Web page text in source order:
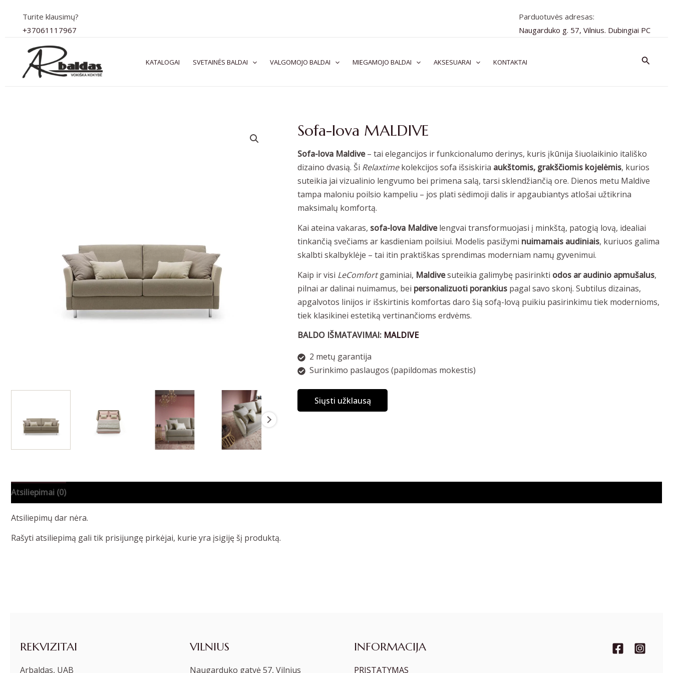
turinio
Turite klausimų?
+37061117967
Parduotuvės adresas:
Naugarduko g. 57, Vilnius. Dubingiai PC
KATALOGAI SVETAINĖS BALDAI VALGOMOJO BALDAI MIEGAMOJO BALDAI AKSESUARAI KONTAKTAI Paieška
Sofa-lova MALDIVE
Sofa-lova Maldive– tai elegancijos ir funkcionalumo derinys, kuris įkūnija šiuolaikinio itališko
dizaino dvasią. Ši Relaxtimekolekcijos sofa išsiskiria aukštomis, grakščiomis kojelėmis, kurios
suteikia jai vizualinio lengvumo bei primena salą, tarsi sklendžiančią ore. Dienos metu Maldive
tampa maloniu poilsio kampeliu – jos plati sėdimoji dalis ir apgaubiantys atlošai užtikrina
maksimalų komfortą.
Kai ateina vakaras, sofa-lova Maldivelengvai transformuojasi į minkštą, patogią lovą, idealiai
tinkančią svečiams ar kasdieniam poilsiui. Modelis pasižymi nuimamais audiniais, kuriuos galima
skalbti skalbyklėje – tai itin praktiškas sprendimas moderniam namų gyvenimui.
Kaip ir visi LeComfortgaminiai, Maldivesuteikia galimybę pasirinkti odos ar audinio apmušalus,
pilnai ar dalinai nuimamus, bei personalizuoti porankius pagal savo skonį. Subtilus dizainas,
apgalvotos linijos ir išskirtinis komfortas daro šią sofą-lovą puikiu pasirinkimu tiek modernioms,
tiek klasikinei estetiką vertinančioms erdvėms.
BALDO IŠMATAVIMAI: MALDIVE
2 metų garantija
Surinkimo paslaugos (papildomas mokestis)
Siųsti užklausą
Atsiliepimai (0)
Atsiliepimų dar nėra.
Rašyti atsiliepimą gali tik prisijungę pirkėjai, kurie yra įsigiję šį produktą.
REKVIZITAI
Arbaldas, UAB
VILNIUS
Naugarduko gatvė 57, Vilnius
INFORMACIJA
PRISTATYMAS